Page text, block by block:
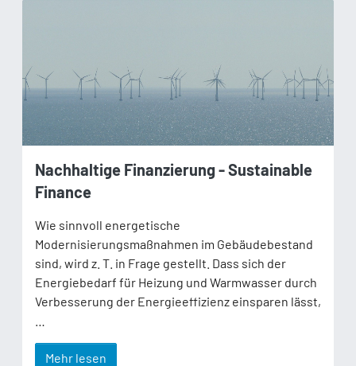
Nachhaltige Finanzierung - Sustainable
Finance
Wie sinnvoll energetische
Modernisierungsmaßnahmen im Gebäudebestand
sind, wird z. T. in Frage gestellt. Dass sich der
Energiebedarf für Heizung und Warmwasser durch
Verbesserung der Energieeffizienz einsparen lässt,
Mehr lesen